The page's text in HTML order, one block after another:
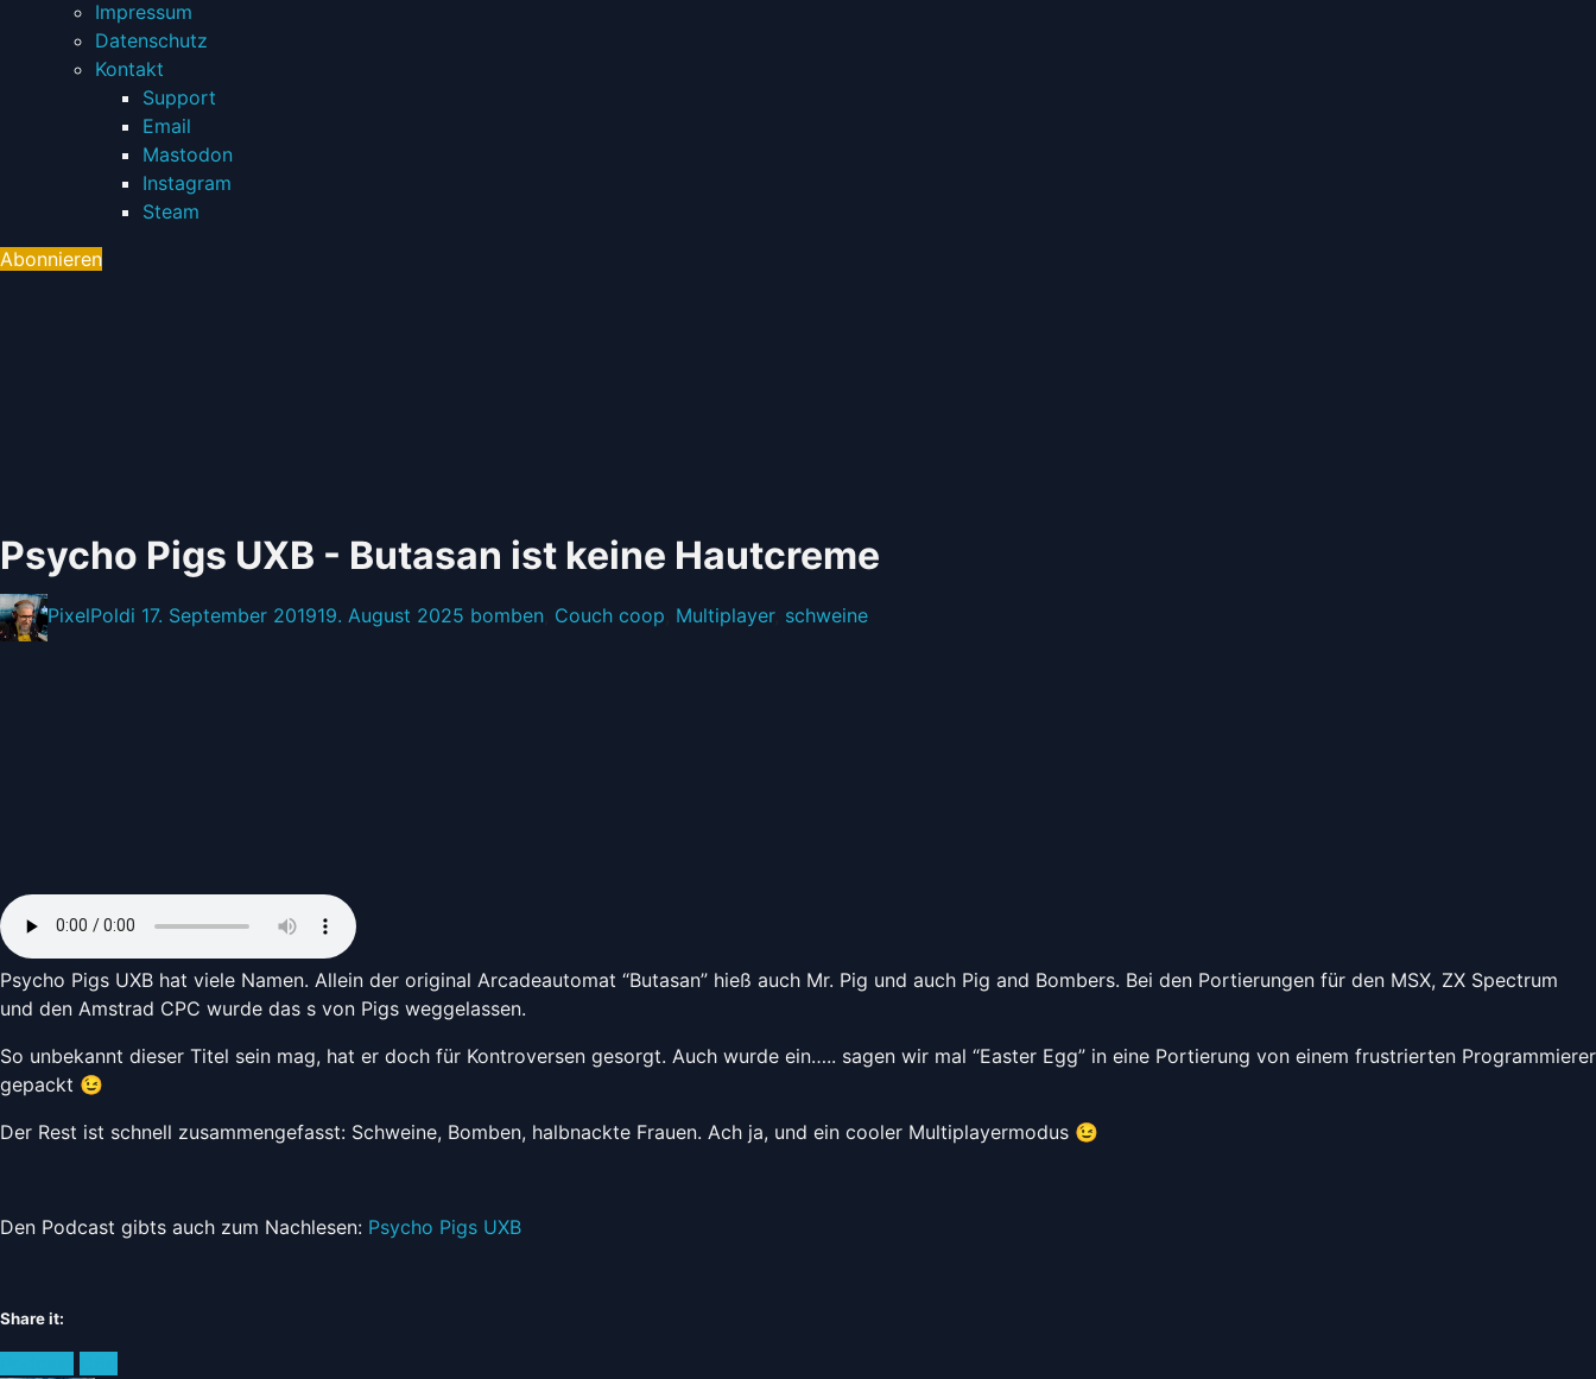
Impressum
Datenschutz
Kontakt
child
menu
Support
Email
Mastodon
Instagram
Steam
Abonnieren
Psycho Pigs UXB - Butasan ist keine Hautcreme
Posted
by:
PixelPoldi Posted
17. September 201919. August 2025 Posted
bomben Couch coop Multiplayer, schweine
Psycho Pigs UXB hat viele Namen. Allein der original Arcadeautomat “Butasan” hieß auch Mr. Pig und auch Pig and Bombers. Bei den Portierungen für den MSX, ZX Spectrum
und den Amstrad CPC wurde das s von Pigs weggelassen.
So unbekannt dieser Titel sein mag, hat er doch für Kontroversen gesorgt. Auch wurde ein….. sagen wir mal “Easter Egg” in eine Portierung von einem frustrierten Programmierer
gepackt 😉
Der Rest ist schnell zusammengefasst: Schweine, Bomben, halbnackte Frauen. Ach ja, und ein cooler Multiplayermodus 😉
Den Podcast gibts auch zum Nachlesen: Psycho Pigs UXB
Share it:
Facebook
Twitter
Pinterest